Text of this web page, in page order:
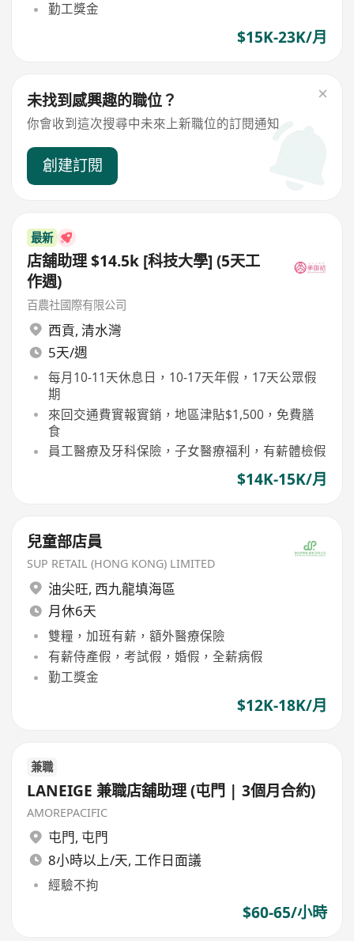
勤工獎金
$15K-23K/月
未找到感興趣的職位？
你會收到這次搜尋中未來上新職位的訂閱通知
創建訂閱
最新
店舖助理 $14.5k [科技大學] (5天工
作週)
百農社國際有限公司
西貢, 清水灣
5天/週
每月10-11天休息日，10-17天年假，17天公眾假
期
來回交通費實報實銷，地區津貼$1,500，免費膳
食
員工醫療及牙科保險，子女醫療福利，有薪體檢假
$14K-15K/月
兒童部店員
SUP RETAIL (HONG KONG) LIMITED
油尖旺, 西九龍填海區
月休6天
雙糧，加班有薪，額外醫療保險
有薪侍產假，考試假，婚假，全薪病假
勤工獎金
$12K-18K/月
兼職
LANEIGE 兼職店舖助理 (屯門 | 3個月合約)
AMOREPACIFIC
屯門, 屯門
8小時以上/天, 工作日面議
經驗不拘
$60-65/小時